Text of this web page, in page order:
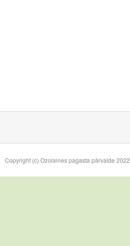
Copyright (c) Ozolaines pagasta pārvalde 2022